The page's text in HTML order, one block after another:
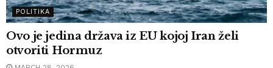
POLITIKA
Ovo je jedina država iz EU kojoj Iran želi
otvoriti Hormuz